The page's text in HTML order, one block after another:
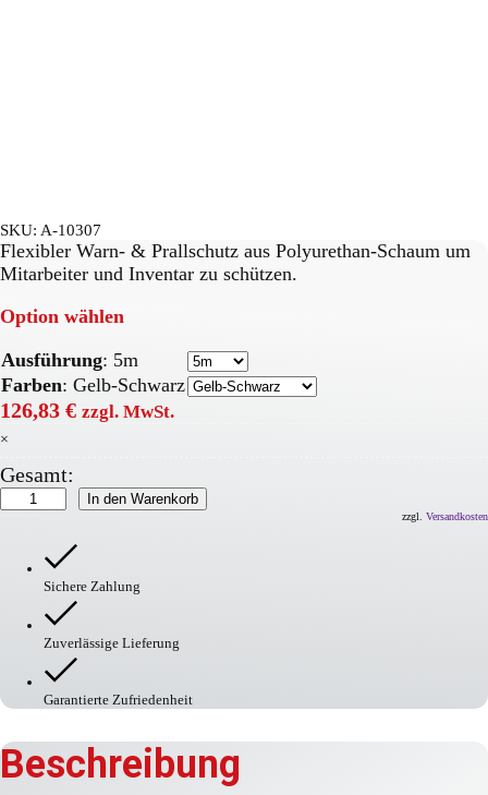
SKU: A-10307
Flexibler Warn- & Prallschutz aus Polyurethan-Schaum um
Mitarbeiter und Inventar zu schützen.
Option wählen
Ausführung: 5m
Farben: Gelb-Schwarz
126,83 € zzgl. MwSt.
×
Gesamt:
Eckschutzprofil
Typ
In den Warenkorb
zzgl. Versandkosten
Sichere Zahlung
Zuverlässige Lieferung
Garantierte Zufriedenheit
Beschreibung